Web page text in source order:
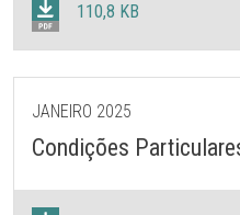
110,8 KB
JANEIRO 2025
Condições